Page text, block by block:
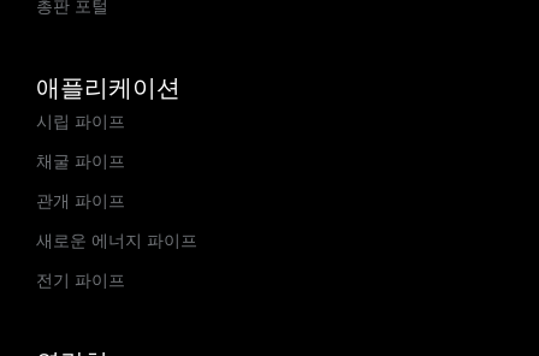
총판 포털
애플리케이션
시립 파이프
채굴 파이프
관개 파이프
새로운 에너지 파이프
전기 파이프